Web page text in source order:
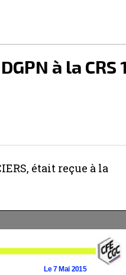
à la CRS
était reçue à la